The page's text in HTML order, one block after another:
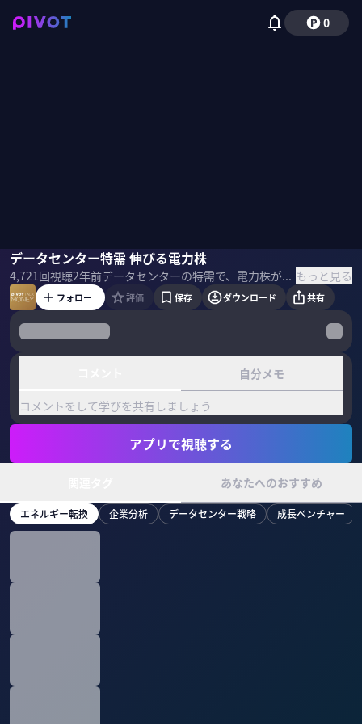
0
データセンター特需 伸びる電力株
4,721回視聴2年前 データセンターの特需で、電力株が伸びている。今後の値動きは？ 電力株のリスクは？ これからの投資で気をつけるべきことは？ 松井証券 シニアマーケットアナリストの窪田朋一郎氏に話を聞いた。 ＜ゲスト＞ 窪田朋一郎｜松井証券 シニアマーケットアナリスト 松井証券へ入社後、マーケティング部を経て現職。ネット証券草創期から株式を中心に相場をウオッチし続ける。投資家動向にも詳しい。日本経済新聞をはじめ、多様な媒体でコメントやリポートを発信。」 ＜目次＞ もっと見る
窪田朋一郎国山ハセン
フォロー 評価 保存 ダウンロード 共有
自分メモ
コメントをして学びを共有しましょう
アプリで視聴する
あなたへのおすすめ
エネルギー転換 企業分析 データセンター戦略 成長ベンチャー